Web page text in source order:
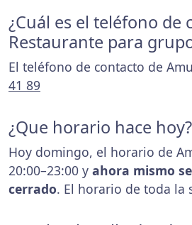
¿Cuál es el teléfono de
Restaurante para
El teléfono de contacto de
41 89
¿Que horario hace hoy?
Hoy domingo, el horario de
20:00–23:00 y ahora mismo
cerrado. El horario de toda la